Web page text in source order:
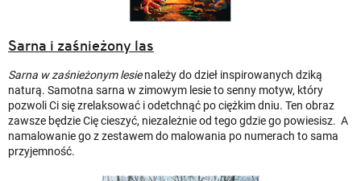
Sarna i zaśnieżony las
Sarna w zaśnieżonym lesienależy do dzieł inspirowanych dziką
naturą. Samotna sarna w zimowym lesie to senny motyw, który
pozwoli Ci się zrelaksować i odetchnąć po ciężkim dniu. Ten obraz
zawsze będzie Cię cieszyć, niezależnie od tego gdzie go powiesisz. A
namalowanie go z zestawem do malowania po numerach to sama
przyjemność.